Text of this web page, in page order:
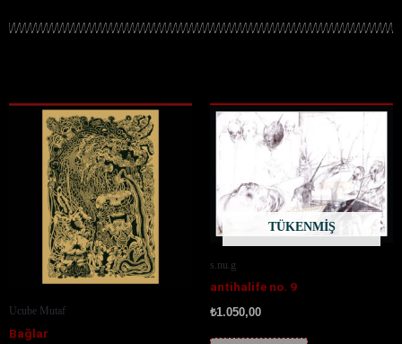
Ucube Mutaf
Bağlar
TÜKENMIŞ
s.nu.g
antihalife no. 9
₺1.050,00